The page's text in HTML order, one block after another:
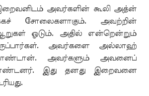
அவர்களின் கூலி அத்ன்
சோலைகளாகும். அவற்றின்
ஆறுகள் ஓடும். அதில் என்றென்றும்
அவர்களை அல்லாஹ்
அவர்களும் அவனைப்
இது தனது இறைவனை